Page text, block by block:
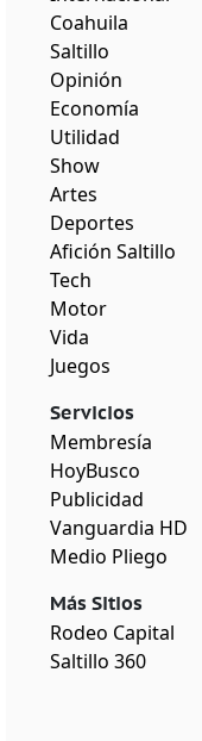
Coahuila
Saltillo
Opinión
Economía
Utilidad
Show
Artes
Deportes
Afición Saltillo
Tech
Motor
Vida
Juegos
Servicios
Membresía
HoyBusco
Publicidad
Vanguardia HD
Medio Pliego
Más Sitios
Rodeo Capital
Saltillo 360